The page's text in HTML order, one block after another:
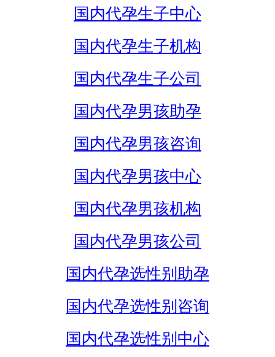
国内代孕生子中心
国内代孕生子机构
国内代孕生子公司
国内代孕男孩助孕
国内代孕男孩咨询
国内代孕男孩中心
国内代孕男孩机构
国内代孕男孩公司
国内代孕选性别助孕
国内代孕选性别咨询
国内代孕选性别中心